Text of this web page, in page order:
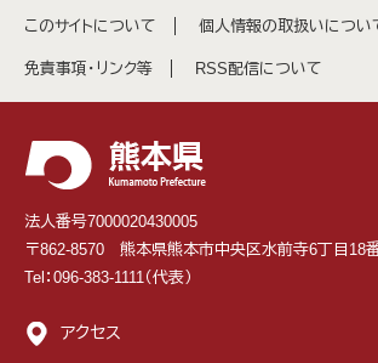
このサイトについて 個人情報の取扱いについ
免責事項・リンク等 RSS配信について
法人番号7000020430005
〒862-8570 熊本県熊本市中央区水前寺6丁目18
Tel：096-383-1111（代表）
アクセス